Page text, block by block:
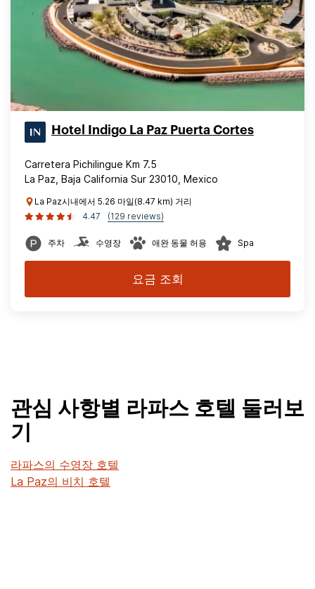
Hotel Indigo La Paz Puerta Cortes
Carretera Pichilingue Km 7.5
La Paz, Baja California Sur 23010, Mexico
La Paz시내에서 5.26 마일(8.47 km) 거리
4.47
(129 reviews)
주차 수영장 애완 동물 허용 Spa
요금 조회
관심 사항별 라파스 호텔 둘러보
기
라파스의 수영장 호텔
La Paz의 비치 호텔